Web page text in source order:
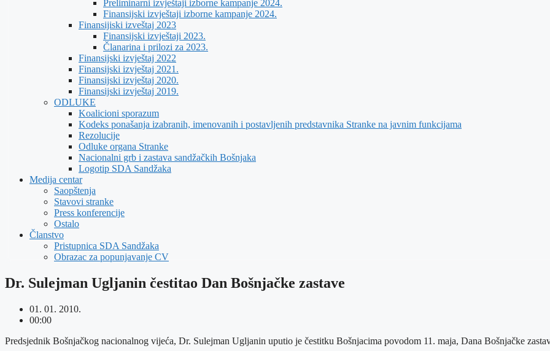
Preliminarni izvještaji izborne kampanje 2024.
Finansijski izvještaji izborne kampanje 2024.
Finansijiski izveštaj 2023
Finansijski izvještaji 2023.
Članarina i prilozi za 2023.
Finansijski izvještaj 2022
Finansijski izvještaj 2021.
Finansijski izvještaj 2020.
Finansijski izvještaj 2019.
ODLUKE
Koalicioni sporazum
Kodeks ponašanja izabranih, imenovanih i postavljenih predstavnika Stranke na javnim funkcijama
Rezolucije
Odluke organa Stranke
Nacionalni grb i zastava sandžačkih Bošnjaka
Logotip SDA Sandžaka
Medija centar
Saopštenja
Stavovi stranke
Press konferencije
Ostalo
Članstvo
Pristupnica SDA Sandžaka
Obrazac za popunjavanje CV
Dr. Sulejman Ugljanin čestitao Dan Bošnjačke zastave
01. 01. 2010.
00:00
Predsjednik Bošnjačkog nacionalnog vijeća, Dr. Sulejman Ugljanin uputio je čestitku Bošnjacima povodom 11. maja, Dana Bošnjačke